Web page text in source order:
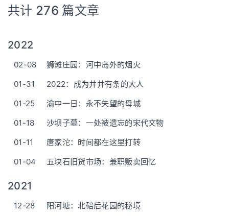
共计 276 篇文章
2022
02-08
狮滩庄园：河中岛外的烟火
01-31
2022：成为井井有条的大人
01-25
渝中一日：永不失望的母城
01-18
沙坝子墓：一处被遗忘的宋代文物
01-11
唐家沱：时间都在这里打转
01-04
五块石旧货市场：兼职贩卖回忆
2021
12-28 阳河塘：北碚后花园的秘境